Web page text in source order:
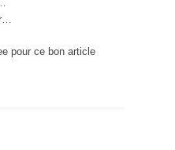
pour ce bon article